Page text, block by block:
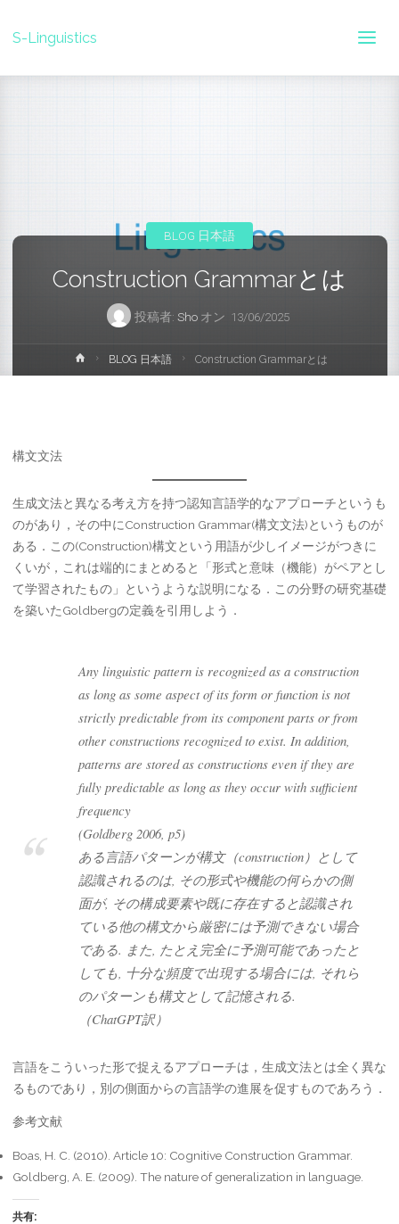
S-Linguistics
Construction Grammarとは
投稿者: Sho オン 13/06/2025
BLOG 日本語
ホ
ー
BLOG 日本語 Construction Grammarとは
構文文法
生成文法と異なる考え方を持つ認知言語学的なアプローチというも
のがあり，その中にConstruction Grammar(構文文法)というものが
ある．この(Construction)構文という用語が少しイメージがつきに
くいが，これは端的にまとめると「形式と意味（機能）がペアとし
て学習されたもの」というような説明になる．この分野の研究基礎
を築いたGoldbergの定義を引用しよう．
Any linguistic pattern is recognized as a construction
as long as some aspect of its form or function is not
strictly predictable from its component parts or from
other constructions recognized to exist. In addition,
patterns are stored as constructions even if they are
fully predictable as long as they occur with sufficient
frequency
(Goldberg 2006, p5)
ある言語パターンが構文（construction）として
認識されるのは, その形式や機能の何らかの側
面が, その構成要素や既に存在すると認識され
ている他の構文から厳密には予測できない場合
である. また, たとえ完全に予測可能であったと
しても, 十分な頻度で出現する場合には, それら
のパターンも構文として記憶される.
（ChatGPT訳）
言語をこういった形で捉えるアプローチは，生成文法とは全く異な
るものであり，別の側面からの言語学の進展を促すものであろう．
参考文献
Boas, H. C. (2010). Article 10: Cognitive Construction Grammar.
Goldberg, A. E. (2009). The nature of generalization in language.
共有: